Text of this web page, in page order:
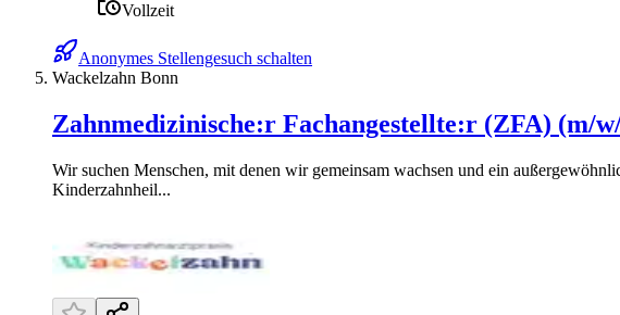
Vollzeit
Anonymes Stellengesuch schalten
Wackelzahn Bonn
Zahnmedizinische:r Fachangestellte:r (ZFA) (m/
Wir suchen Menschen, mit denen wir gemeinsam wachsen und ein
Kinderzahnheil...